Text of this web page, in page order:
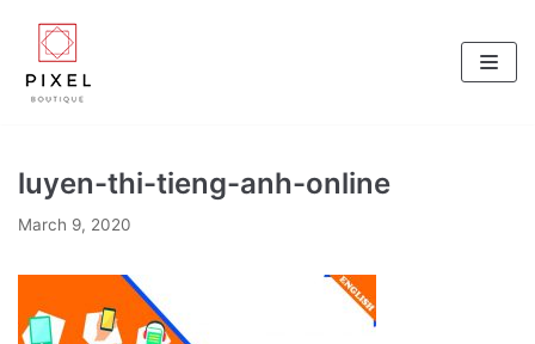
Skip
to
content
luyen-thi-tieng-anh-online
March 9, 2020